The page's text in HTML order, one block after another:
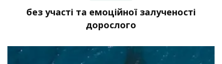
без участі та емоційної залученості
дорослого